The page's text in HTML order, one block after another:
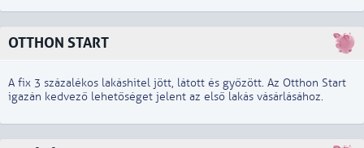
OTTHON START
A fix 3 százalékos lakáshitel jött, látott és győzött. Az Otthon Start
igazán kedvező lehetőséget jelent az első lakás vásárlásához.